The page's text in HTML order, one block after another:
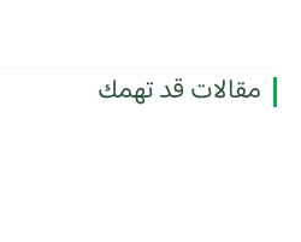
مقالات قد تهمك